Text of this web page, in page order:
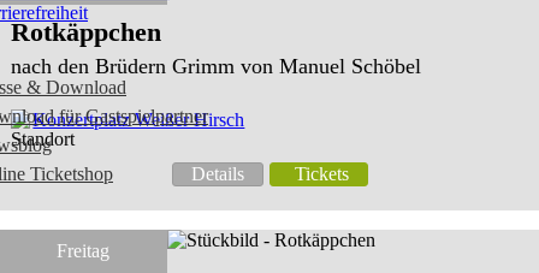
& Download
für Gastspielpartner
Ticketshop
Rotkäppchen
nach den Brüdern Grimm von Manuel Schöbel
Konzertplatz Weißer Hirsch
Details Tickets
Freitag